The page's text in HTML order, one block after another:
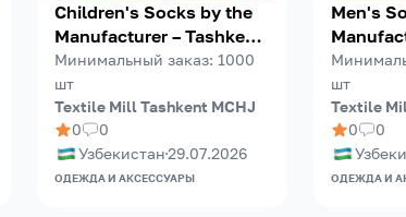
Children's Socks by the
Manufacturer – Tashkent
Mill Textile (TMT)
Минимальный заказ: 1000
шт
Textile Mill Tashkent MCHJ
0
0
Узбекистан29.07.2026
ОДЕЖДА И АКСЕССУАРЫ
Men's
Label &
Mill
шт
Textile
0
0
ОДЕЖДА И